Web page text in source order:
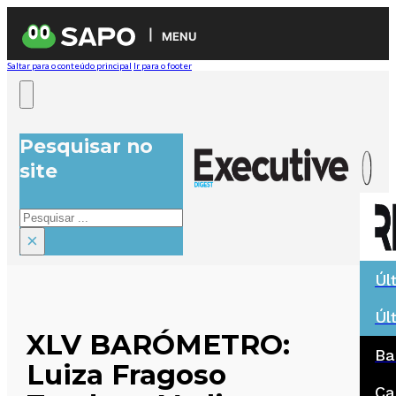
MENU
Saltar para o conteúdo principal Ir para o footer
Pesquisar no
site
Pesquisar
×
XLV BARÓMETRO:
Luiza Fragoso